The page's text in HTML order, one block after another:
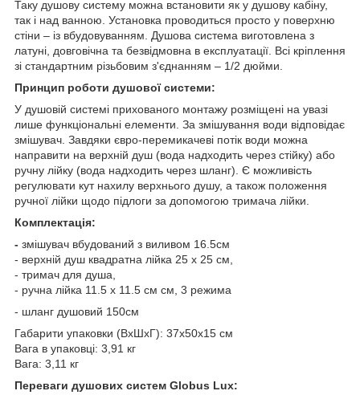
Таку душову систему можна встановити як у душову кабіну,
так і над ванною. Установка проводиться просто у поверхню
стіни – із вбудовуванням. Душова система виготовлена з
латуні, довговічна та безвідмовна в експлуатації. Всі кріплення
зі стандартним різьбовим з'єднанням – 1/2 дюйми.
Принцип роботи душової системи:
У душовій системі прихованого монтажу розміщені на увазі
лише функціональні елементи. За змішування води відповідає
змішувач. Завдяки євро-перемикачеві потік води можна
направити на верхній душ (вода надходить через стійку) або
ручну лійку (вода надходить через шланг). Є можливість
регулювати кут нахилу верхнього душу, а також положення
ручної лійки щодо підлоги за допомогою тримача лійки.
Комплектація:
- змішувач вбудований з виливом 16.5см
- верхній душ квадратна лійка 25 х 25 см,
- тримач для душа,
- ручна лійка 11.5 х 11.5 см см, 3 режима
- шланг душовий 150см
Габарити упаковки (ВхШхГ): 37х50х15 см
Вага в упаковці: 3,91 кг
Вага: 3,11 кг
Переваги душових систем Globus Lux: